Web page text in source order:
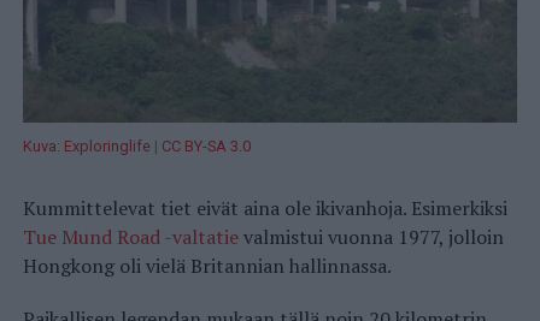
Kuva: Exploringlife | CC BY-SA 3.0
Kummittelevat tiet eivät aina ole ikivanhoja. Esimerkiksi
Tue Mund Road -valtatievalmistui vuonna 1977, jolloin
Hongkong oli vielä Britannian hallinnassa.